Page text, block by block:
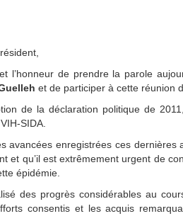
l’honneur de prendre la parole
et de participer à cette réunion
de la déclaration politique de
SIDA.
avancées enregistrées ces
et qu’il est extrêmement urgent de
épidémie.
des progrès considérables au
consentis et les acquis